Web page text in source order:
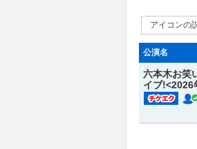
アイコンの
公演名
六本木お笑
イブ!<2026